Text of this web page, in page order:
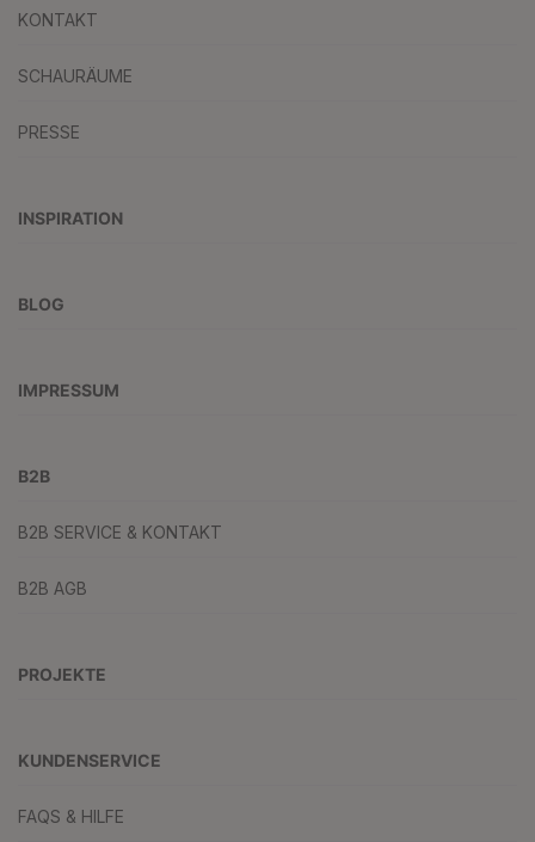
KONTAKT
SCHAURÄUME
PRESSE
INSPIRATION
BLOG
IMPRESSUM
B2B
B2B SERVICE & KONTAKT
B2B AGB
PROJEKTE
KUNDENSERVICE
FAQS & HILFE